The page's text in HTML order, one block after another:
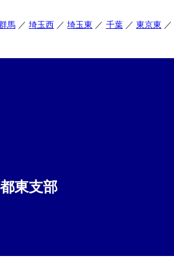
馬 埼玉西 埼玉東 千葉 東京東
東支部